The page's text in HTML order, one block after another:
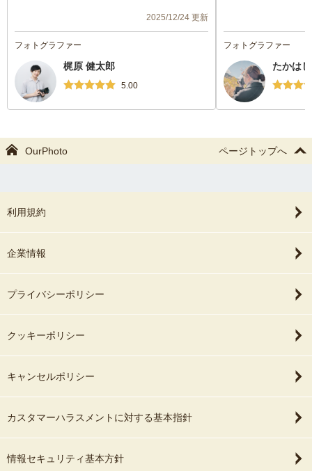
案してくださりました。また機会があれば
ぜひお願いしたいです。
2025/12/24 更新
フォトグラファー
梶原 健太郎
5.00
フォトグラファー
たかは
OurPhoto ページトップへ
利用規約
企業情報
プライバシーポリシー
クッキーポリシー
キャンセルポリシー
カスタマーハラスメントに対する基本指針
情報セキュリティ基本方針